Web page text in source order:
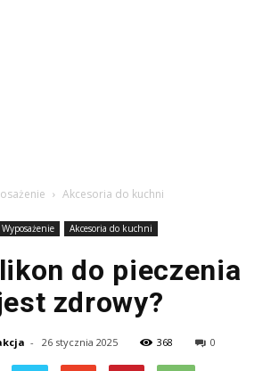
Akcesoria do kuchni
Wyposażenie Akcesoria do kuchni
do pieczenia
zdrowy?
- 26 stycznia 2025 368 0